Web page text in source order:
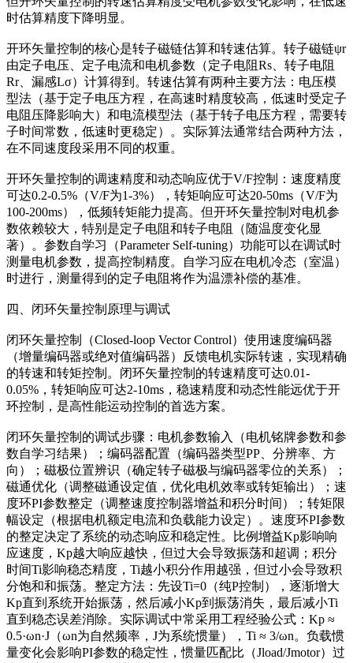
时估算精度下降明显。
开环矢量控制的核心是转子磁链估算和转速估算。转子磁链ψr
由定子电压、定子电流和电机参数（定子电阻Rs、转子电阻
Rr、漏感Lσ）计算得到。转速估算有两种主要方法：电压模
型法（基于定子电压方程，在高速时精度较高，低速时受定子
电阻压降影响大）和电流模型法（基于转子电压方程，需要转
子时间常数，低速时更稳定）。实际算法通常结合两种方法，
在不同速度段采用不同的权重。
开环矢量控制的调速精度和动态响应优于V/F控制：速度精度
可达0.2-0.5%（V/F为1-3%），转矩响应可达20-50ms（V/F为
100-200ms），低频转矩能力提高。但开环矢量控制对电机参
数依赖较大，特别是定子电阻和转子电阻（随温度变化显
著）。参数自学习（Parameter Self-tuning）功能可以在调试时
测量电机参数，提高控制精度。自学习应在电机冷态（室温）
时进行，测量得到的定子电阻将作为温漂补偿的基准。
四、闭环矢量控制原理与调试
闭环矢量控制（Closed-loop Vector Control）使用速度编码器
（增量编码器或绝对值编码器）反馈电机实际转速，实现精确
的转速和转矩控制。闭环矢量控制的转速精度可达0.01-
0.05%，转矩响应可达2-10ms，稳速精度和动态性能远优于开
环控制，是高性能运动控制的首选方案。
闭环矢量控制的调试步骤：电机参数输入（电机铭牌参数和参
数自学习结果）；编码器配置（编码器类型PP、分辨率、方
向）；磁极位置辨识（确定转子磁极与编码器零位的关系）；
磁通优化（调整磁通设定值，优化电机效率或转矩输出）；速
度环PI参数整定（调整速度控制器增益和积分时间）；转矩限
幅设定（根据电机额定电流和负载能力设定）。 速度环PI参数
的整定决定了系统的动态响应和稳定性。比例增益Kp影响响
应速度，Kp越大响应越快，但过大会导致振荡和超调；积分
时间Ti影响稳态精度，Ti越小积分作用越强，但过小会导致积
分饱和和振荡。整定方法：先设Ti=0（纯P控制），逐渐增大
Kp直到系统开始振荡，然后减小Kp到振荡消失，最后减小Ti
直到稳态误差消除。实际调试中常采用工程经验公式：Kp ≈
0.5·ωn·J（ωn为自然频率，J为系统惯量），Ti ≈ 3/ωn。负载惯
量变化会影响PI参数的稳定性，惯量匹配比（Jload/Jmotor）过